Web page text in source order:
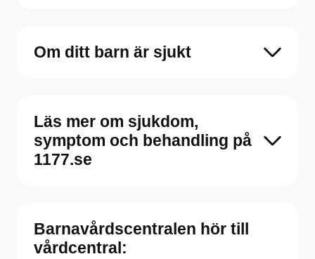
Om ditt barn är sjukt
Läs mer om sjukdom,
symptom och behandling på
1177.se
Barnavårdscentralen hör till
vårdcentral: